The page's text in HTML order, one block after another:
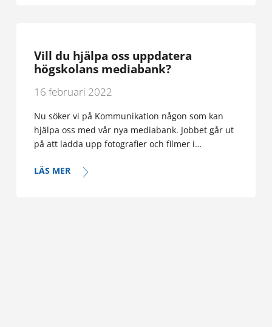
Glömt ditt lösenord?
Supportsajten
Läs mer om IT-support
Vill du hjälpa oss uppdatera
högskolans mediabank?
16 februari 2022
Nu söker vi på Kommunikation någon som kan
hjälpa oss med vår nya mediabank. Jobbet går ut
på att ladda upp fotografier och filmer i…
LÄS MER